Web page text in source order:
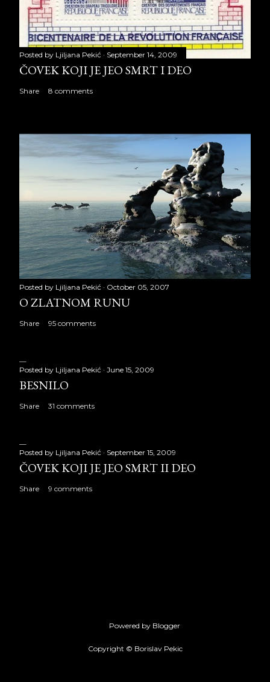
Posted by Ljiljana Pekić September 14, 2009
ČOVEK KOJI JE JEO SMRT I DEO
Share 8 comments
Posted by Ljiljana Pekić October 05, 2007
O ZLATNOM RUNU
Share 95 comments
Posted by Ljiljana Pekić June 15, 2009
BESNILO
Share 31 comments
Posted by Ljiljana Pekić September 15, 2009
ČOVEK KOJI JE JEO SMRT II DEO
Share 9 comments
Powered by Blogger
Copyright © Borislav Pekic